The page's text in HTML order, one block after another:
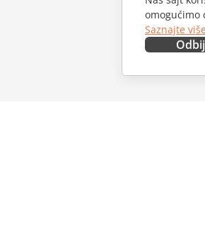
omogućimo
Saznajte više
Odbij